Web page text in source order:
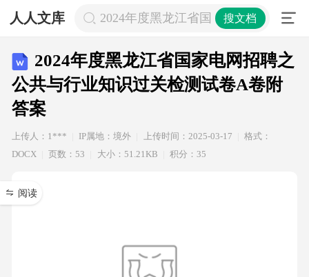
人人文库 2024年度黑龙江省国家电网招聘之公
搜文档
2024年度黑龙江省国家电网招聘之
公共与行业知识过关检测试卷A卷附
答案
上传人：1*** IP属地：境外 上传时间：2025-03-17
格式：
DOCX
页数：53 大小：51.21KB 积分：35
阅读